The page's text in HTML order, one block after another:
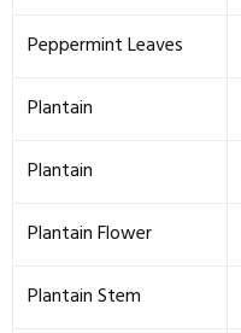
Peppermint Leaves
Plantain
Plantain
Plantain Flower
Plantain Stem